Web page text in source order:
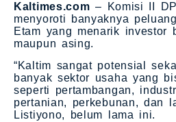
Kaltimes.com – Komisi II
menyoroti banyaknya
Etam yang menarik investor
maupun asing.
“Kaltim sangat potensial
banyak sektor usaha yang
seperti pertambangan,
pertanian, perkebunan, dan
Listiyono, belum lama ini.